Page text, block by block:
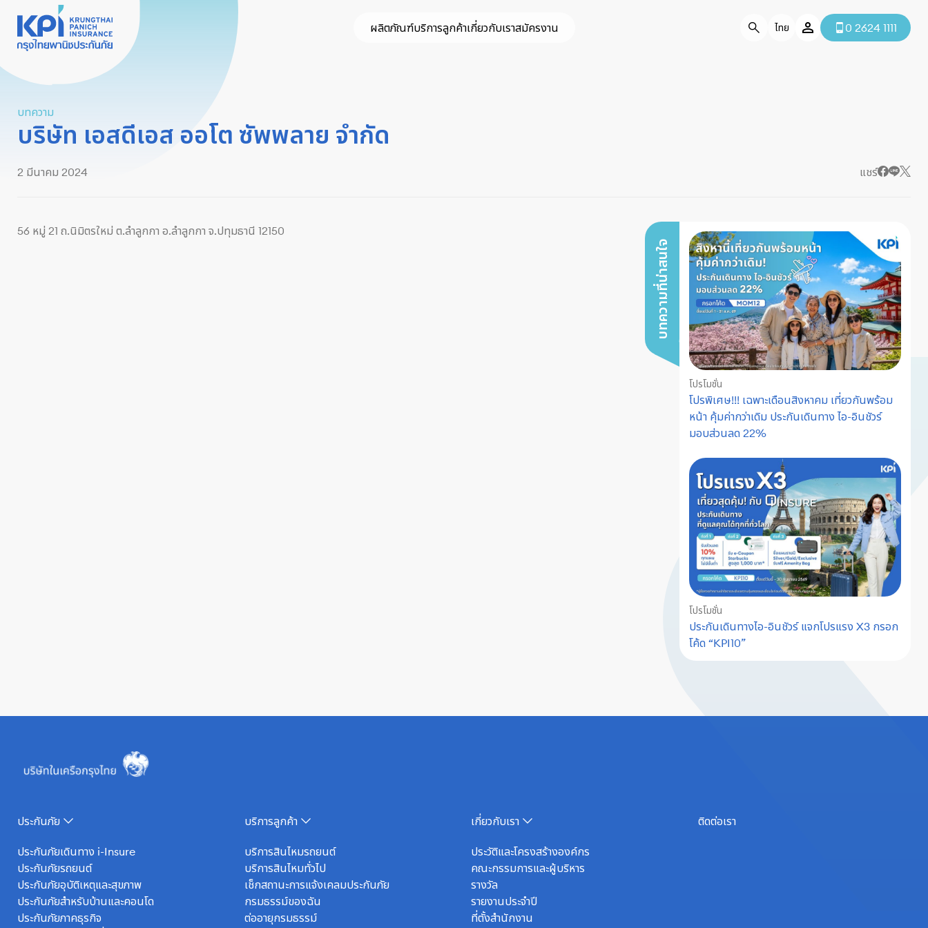
ผลิตภัณฑ์บริการลูกค้าเกี่ยวกับเราสมัครงาน ไทย 0 2624 1111
บทความ
บริษัท เอสดีเอส ออโต ซัพพลาย จำกัด
2 มีนาคม 2024 แชร์
56 หมู่ 21 ถ.นิมิตรใหม่ ต.ลำลูกกา อ.ลำลูกกา จ.ปทุมธานี 12150
บทความที่น่าสนใจ
โปรโมชั่น
โปรพิเศษ!!! เฉพาะเดือนสิงหาคม เที่ยวกันพร้อม
หน้า คุ้มค่ากว่าเดิม ประกันเดินทาง ไอ-อินชัวร์
มอบส่วนลด 22%
โปรโมชั่น
ประกันเดินทางไอ-อินชัวร์ แจกโปรแรง X3 กรอก
โค้ด “KPI10”
ประกันภัย
ประกันภัยเดินทาง i-Insure
ประกันภัยรถยนต์
ประกันภัยอุบัติเหตุและสุขภาพ
ประกันภัยสำหรับบ้านและคอนโด
ประกันภัยภาคธุรกิจ
บริการลูกค้า
บริการสินไหมรถยนต์
บริการสินไหมทั่วไป
เช็กสถานะการแจ้งเคลมประกันภัย
กรมธรรม์ของฉัน
ต่ออายุกรมธรรม์
เกี่ยวกับเรา
ประวัติและโครงสร้างองค์กร
คณะกรรมการและผู้บริหาร
รางวัล
รายงานประจำปี
ที่ตั้งสำนักงาน
ติดต่อเรา